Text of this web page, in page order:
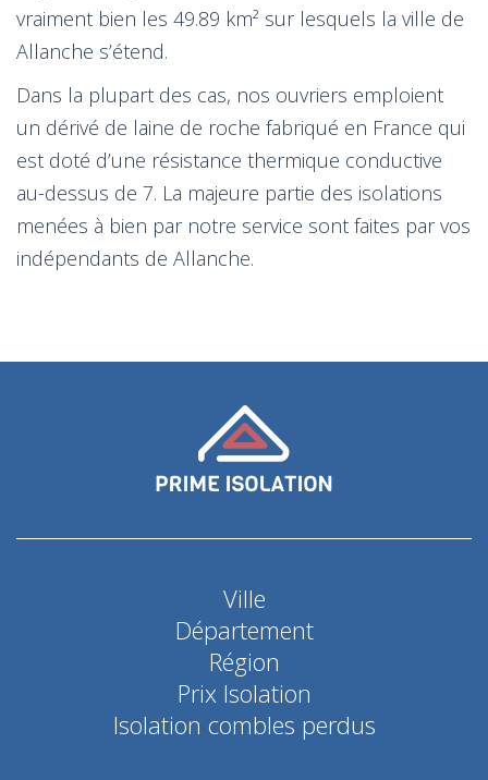
vraiment bien les 49.89 km² sur lesquels la ville de
Allanche s’étend.
Dans la plupart des cas, nos ouvriers emploient
un dérivé de laine de roche fabriqué en France qui
est doté d’une résistance thermique conductive
au-dessus de 7. La majeure partie des isolations
menées à bien par notre service sont faites par vos
indépendants de Allanche.
Ville
Département
Région
Prix Isolation
Isolation combles perdus